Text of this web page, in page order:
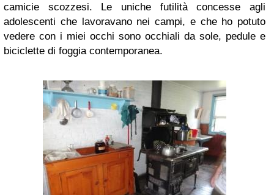
camicie scozzesi. Le uniche futilità concesse agli
adolescenti che lavoravano nei campi, e che ho potuto
vedere con i miei occhi sono occhiali da sole, pedule e
biciclette di foggia contemporanea.